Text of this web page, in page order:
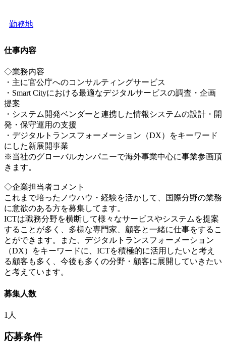
勤務地
仕事内容
◇業務内容
・主に官公庁へのコンサルティングサービス
・Smart Cityにおける最適なデジタルサービスの調査・企画
提案
・システム開発ベンダーと連携した情報システムの設計・開
発・保守運用の支援
・デジタルトランスフォーメーション（DX）をキーワード
にした新展開事業
※当社のグローバルカンパニーで海外事業中心に事業参画頂
きます。
◇企業担当者コメント
これまで培ったノウハウ・経験を活かして、国際分野の業務
に意欲のある方を募集してます。
ICTは職務分野を横断して様々なサービスやシステムを提案
することが多く、多様な専門家、顧客と一緒に仕事をするこ
とができます。また、デジタルトランスフォーメーション
（DX）をキーワードに、ICTを積極的に活用したいと考え
る顧客も多く、今後も多くの分野・顧客に展開していきたい
と考えています。
募集人数
1人
応募条件